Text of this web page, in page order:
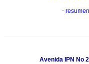
·
Avenida IPN No